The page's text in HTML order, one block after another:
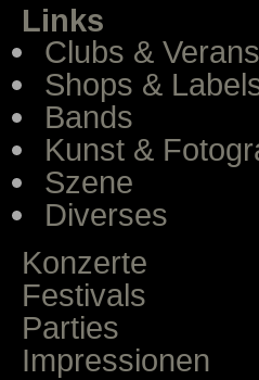
Links
Clubs &
Shops &
Bands
Kunst &
Szene
Diverses
Konzerte
Festivals
Parties
Impressionen